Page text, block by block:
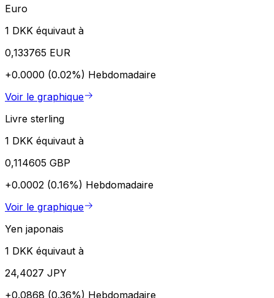
Euro
1 DKK équivaut à
0,133765 EUR
+0.0000 (0.02%) Hebdomadaire
Voir le graphique
Livre sterling
1 DKK équivaut à
0,114605 GBP
+0.0002 (0.16%) Hebdomadaire
Voir le graphique
Yen japonais
1 DKK équivaut à
24,4027 JPY
+0.0868 (0.36%) Hebdomadaire